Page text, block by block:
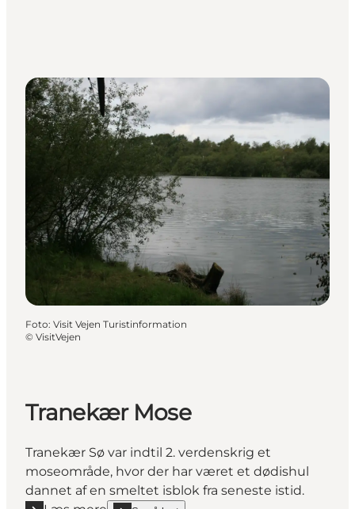
Foto: Visit Vejen Turistinformation
© VisitVejen
Tranekær Mose
Tranekær Sø var indtil 2. verdenskrig et
moseområde, hvor der har været et dødishul
dannet af en smeltet isblok fra seneste istid.